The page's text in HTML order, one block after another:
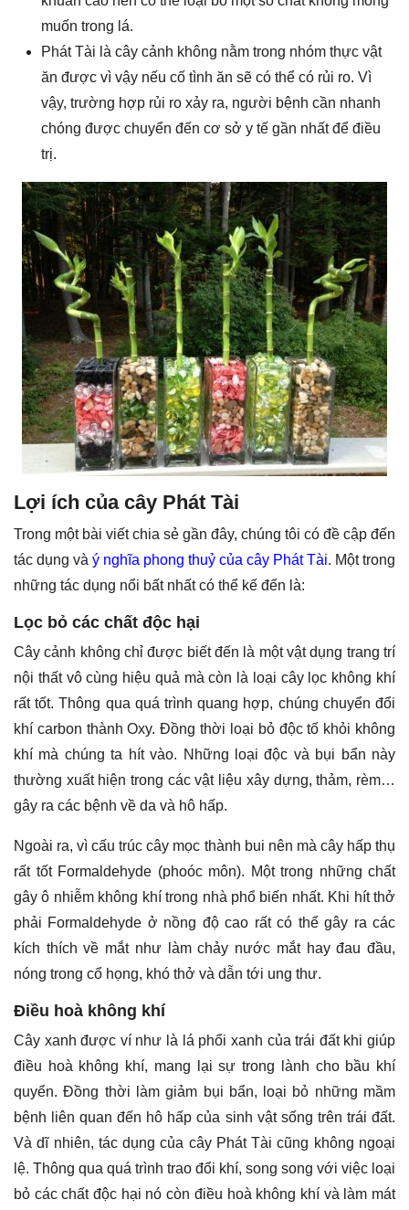
muốn trong lá.
Phát Tài là cây cảnh không nằm trong nhóm thực vật
ăn được vì vậy nếu cố tình ăn sẽ có thể có rủi ro. Vì
vậy, trường hợp rủi ro xảy ra, người bệnh cần nhanh
chóng được chuyển đến cơ sở y tế gần nhất để điều
trị.
Lợi ích của cây Phát Tài
Trong một bài viết chia sẻ gần đây, chúng tôi có đề cập đến
tác dụng và ý nghĩa phong thuỷ của cây Phát Tài. Một trong
những tác dụng nổi bất nhất có thể kế đến là:
Lọc bỏ các chất độc hại
Cây cảnh không chỉ được biết đến là một vật dụng trang trí
nội thất vô cùng hiệu quả mà còn là loại cây lọc không khí
rất tốt. Thông qua quá trình quang hợp, chúng chuyển đổi
khí carbon thành Oxy. Đồng thời loại bỏ độc tố khỏi không
khí mà chúng ta hít vào. Những loại độc và bụi bẩn này
thường xuất hiện trong các vật liệu xây dựng, thảm, rèm…
gây ra các bệnh về da và hô hấp.
Ngoài ra, vì cấu trúc cây mọc thành bui nên mà cây hấp thụ
rất tốt Formaldehyde (phoóc môn). Một trong những chất
gây ô nhiễm không khí trong nhà phổ biến nhất. Khi hít thở
phải Formaldehyde ở nồng độ cao rất có thể gây ra các
kích thích về mắt như làm chảy nước mắt hay đau đầu,
nóng trong cổ họng, khó thở và dẫn tới ung thư.
Điều hoà không khí
Cây xanh được ví như là lá phổi xanh của trái đất khi giúp
điều hoà không khí, mang lại sự trong lành cho bầu khí
quyển. Đồng thời làm giảm bụi bẩn, loại bỏ những mầm
bệnh liên quan đến hô hấp của sinh vật sống trên trái đất.
Và dĩ nhiên, tác dụng của cây Phát Tài cũng không ngoại
lệ. Thông qua quá trình trao đổi khí, song song với việc loại
bỏ các chất độc hại nó còn điều hoà không khí và làm mát